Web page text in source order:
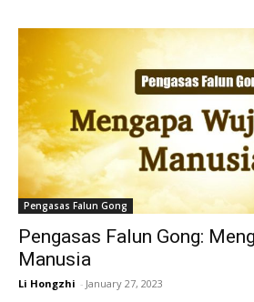
Pengasas Falun Gong
Pengasas Falun Gong:
Manusia
Li Hongzhi - January 27, 2023